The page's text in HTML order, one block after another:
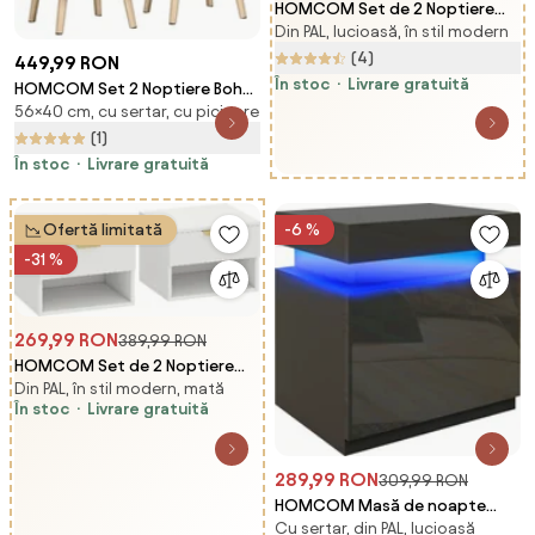
449,99 RON
HOMCOM Set 2 Noptiere Boho
Elegante, Mobilier Dormitor cu
2 Sertare, 40x40x56cm, Lemn
Natural | Aosom Romania
56×40 cm, cu sertar, cu picioare
(1)
În stoc
Livrare gratuită
HOMCOM Set de 2 Noptiere
Suspendate cu Raft Superior,
Design Modern, Lemn, Alb
Lucios, 35x32x22.5cm | Aosom
Din PAL, lucioasă, în stil modern
(4)
În stoc
Livrare gratuită
Ofertă limitată
-31 %
269,99 RON389,99 RON
HOMCOM Set de 2 Noptiere
Suspendate cu Panouri
Canelate, Sertar și Raft,
Din PAL, în stil modern, mată
În stoc
Livrare gratuită
-6 %
289,99 RON309,99 RON
HOMCOM Masă de noapte
neagră cu lumină LED, Front
Cu sertar, din PAL, lucioasă